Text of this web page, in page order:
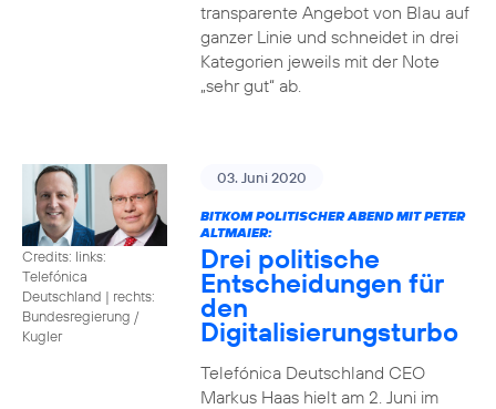
transparente Angebot von Blau auf
ganzer Linie und schneidet in drei
Kategorien jeweils mit der Note
„sehr gut“ ab.
Credits: links:
Telefónica
Deutschland | rechts:
Bundesregierung /
Kugler
03. Juni 2020
BITKOM POLITISCHER ABEND MIT PETER
ALTMAIER:
Drei politische
Entscheidungen für
den
Digitalisierungsturbo
Telefónica Deutschland CEO
Markus Haas hielt am 2. Juni im